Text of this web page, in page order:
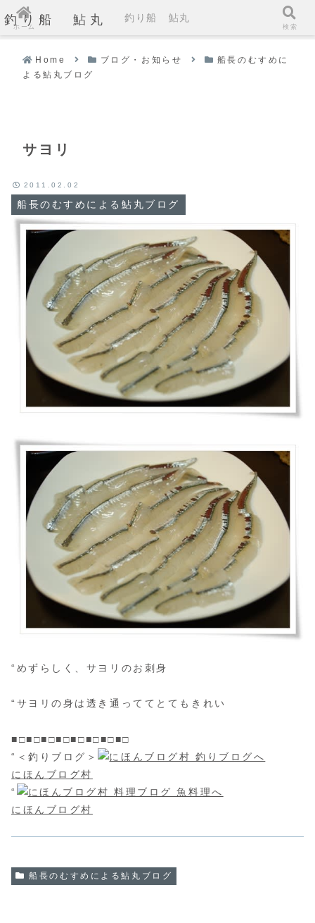
釣り船 鮎丸
Home ブログ・お知らせ
船長のむすめに
よる鮎丸ブログ
サヨリ
船長のむすめによる鮎丸ブログ
2011.02.02
“めずらしく、サヨリのお刺身
“サヨリの身は透き通っててとてもきれい
■□■□■□■□■□■□■□■□
“＜釣りブログ＞
にほんブログ村
“
にほんブログ村
船長のむすめによる鮎丸ブログ
ホーム
釣り船 鮎丸
検索